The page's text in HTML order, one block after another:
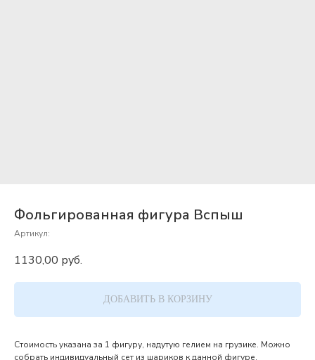
Фольгированная фигура Вспыш
Артикул:
1130,00 руб.
ДОБАВИТЬ В КОРЗИНУ
Стоимость указана за 1 фигуру, надутую гелием на грузике. Можно
собрать индивидуальный сет из шариков к данной фигуре.